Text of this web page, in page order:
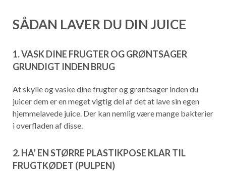
SÅDAN LAVER DU DIN JUICE
1. VASK DINE FRUGTER OG GRØNTSAGER
GRUNDIGT INDEN BRUG
At skylle og vaske dine frugter og grøntsager inden du
juicer dem er en meget vigtig del af det at lave sin egen
hjemmelavede juice. Der kan nemlig være mange bakterier
i overfladen af disse.
2. HA’ EN STØRRE PLASTIKPOSE KLAR TIL
FRUGTKØDET (PULPEN)